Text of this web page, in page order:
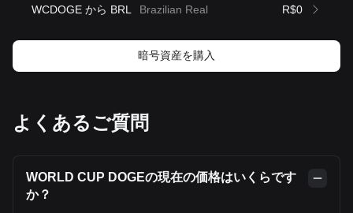
WCDOGE から BRL Brazilian Real R$0
暗号資産を購入
よくあるご質問
WORLD CUP DOGEの現在の価格はいくらです
か？